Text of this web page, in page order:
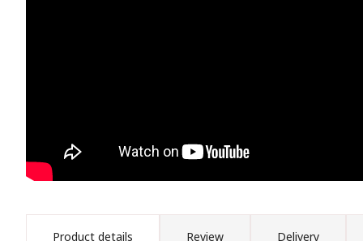
Product details Review Delivery